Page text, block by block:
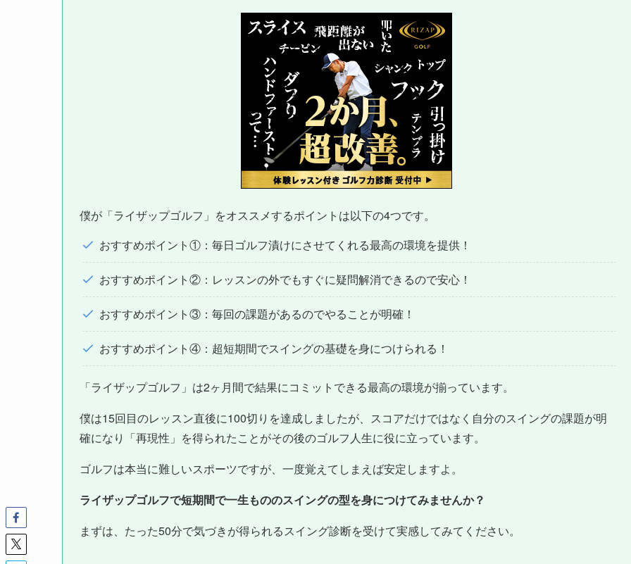
僕が「ライザップゴルフ」をオススメするポイントは以下の4つです。
おすすめポイント①：毎日ゴルフ漬けにさせてくれる最高の環境を提供！
おすすめポイント②：レッスンの外でもすぐに疑問解消できるので安心！
おすすめポイント③：毎回の課題があるのでやることが明確！
おすすめポイント④：超短期間でスイングの基礎を身につけられる！
「ライザップゴルフ」は2ヶ月間で結果にコミットできる最高の環境が揃っています。
僕は15回目のレッスン直後に100切りを達成しましたが、スコアだけではなく自分のスイングの課題が明
確になり「再現性」を得られたことがその後のゴルフ人生に役に立っています。
ゴルフは本当に難しいスポーツですが、一度覚えてしまえば安定しますよ。
ライザップゴルフで短期間で一生もののスイングの型を身につけてみませんか？
まずは、たった50分で気づきが得られるスイング診断を受けて実感してみてください。